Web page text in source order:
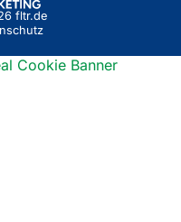
fltr.de
Cookie Banner